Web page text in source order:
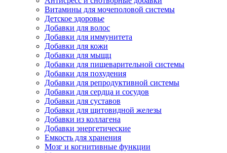
Витамины для мочеполовой системы
Детское здоровье
Добавки для волос
Добавки для иммунитета
Добавки для кожи
Добавки для мыщц
Добавки для пищеварительной системы
Добавки для похудения
Добавки для репродуктивной системы
Добавки для сердца и сосудов
Добавки для суставов
Добавки для щитовидной железы
Добавки из коллагена
Добавки энергетические
Емкость для хранения
Мозг и когнитивные функции